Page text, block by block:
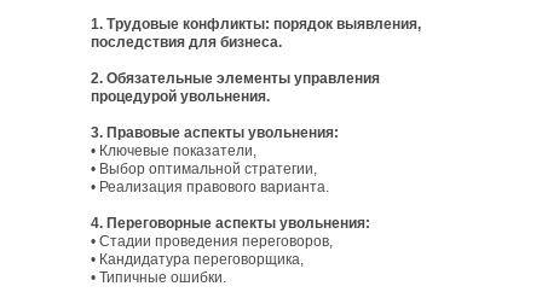
1. Трудовые конфликты: порядок выявления,
последствия для бизнеса.
2. Обязательные элементы управления
процедурой увольнения.
3. Правовые аспекты увольнения:
• Ключевые показатели,
• Выбор оптимальной стратегии,
• Реализация правового варианта.
4. Переговорные аспекты увольнения:
• Стадии проведения переговоров,
• Кандидатура переговорщика,
• Типичные ошибки.